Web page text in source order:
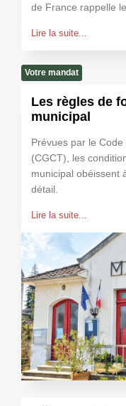
de France rappelle
Lire la suite...
Votre mandat
Les règles de
municipal
Prévues par le
(CGCT), les
municipal obéissent
détail.
Lire la suite...